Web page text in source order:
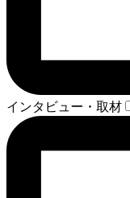
インタビュー・取材